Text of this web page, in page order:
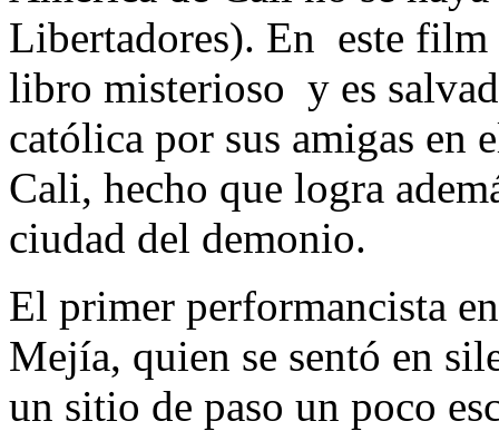
Libertadores). En este film
libro misterioso y es
católica por sus amigas en
Cali, hecho que logra
ciudad del demonio.
El primer performancista
Mejía, quien se sentó en
un sitio de paso un poco